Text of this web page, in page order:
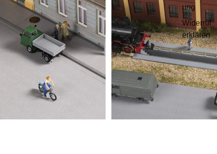
ung
Widerruf
erklären